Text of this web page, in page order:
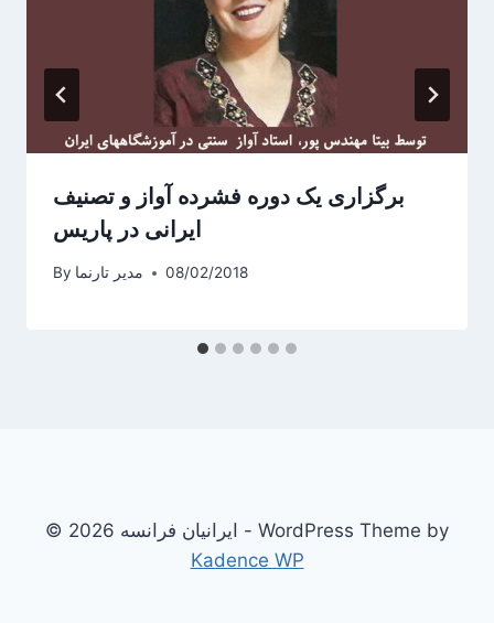
برگزاری یک دوره فشرده آواز و تصنیف
ایرانی در پاریس
By مدیر تارنما 08/02/2018
© 2026 ایرانیان فرانسه - WordPress Theme by
Kadence WP